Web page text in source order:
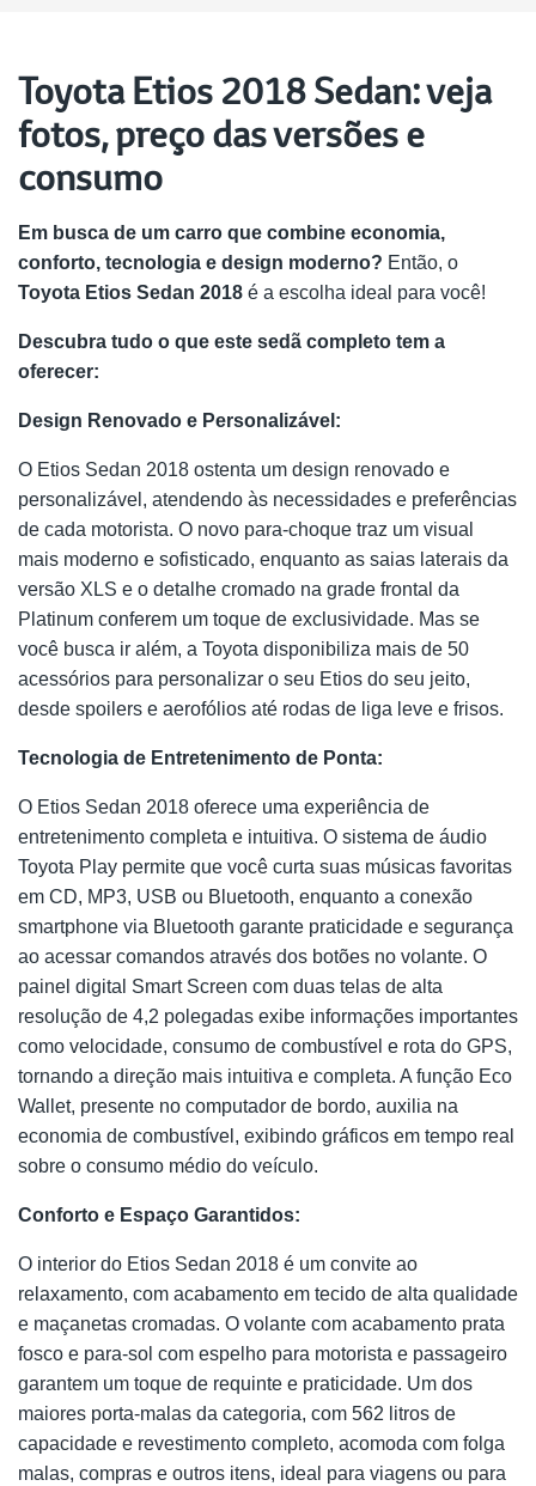
Toyota Etios 2018 Sedan: veja
fotos, preço das versões e
consumo
Em busca de um carro que combine economia,
conforto, tecnologia e design moderno? Então, o
Toyota Etios Sedan 2018 é a escolha ideal para você!
Descubra tudo o que este sedã completo tem a
oferecer:
Design Renovado e Personalizável:
O Etios Sedan 2018 ostenta um design renovado e
personalizável, atendendo às necessidades e preferências
de cada motorista. O novo para-choque traz um visual
mais moderno e sofisticado, enquanto as saias laterais da
versão XLS e o detalhe cromado na grade frontal da
Platinum conferem um toque de exclusividade. Mas se
você busca ir além, a Toyota disponibiliza mais de 50
acessórios para personalizar o seu Etios do seu jeito,
desde spoilers e aerofólios até rodas de liga leve e frisos.
Tecnologia de Entretenimento de Ponta:
O Etios Sedan 2018 oferece uma experiência de
entretenimento completa e intuitiva. O sistema de áudio
Toyota Play permite que você curta suas músicas favoritas
em CD, MP3, USB ou Bluetooth, enquanto a conexão
smartphone via Bluetooth garante praticidade e segurança
ao acessar comandos através dos botões no volante. O
painel digital Smart Screen com duas telas de alta
resolução de 4,2 polegadas exibe informações importantes
como velocidade, consumo de combustível e rota do GPS,
tornando a direção mais intuitiva e completa. A função Eco
Wallet, presente no computador de bordo, auxilia na
economia de combustível, exibindo gráficos em tempo real
sobre o consumo médio do veículo.
Conforto e Espaço Garantidos:
O interior do Etios Sedan 2018 é um convite ao
relaxamento, com acabamento em tecido de alta qualidade
e maçanetas cromadas. O volante com acabamento prata
fosco e para-sol com espelho para motorista e passageiro
garantem um toque de requinte e praticidade. Um dos
maiores porta-malas da categoria, com 562 litros de
capacidade e revestimento completo, acomoda com folga
malas, compras e outros itens, ideal para viagens ou para